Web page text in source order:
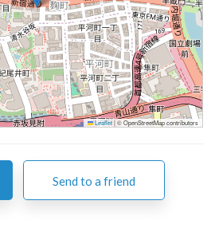
Leaflet|© OpenStreetMap contributors
Send to a friend